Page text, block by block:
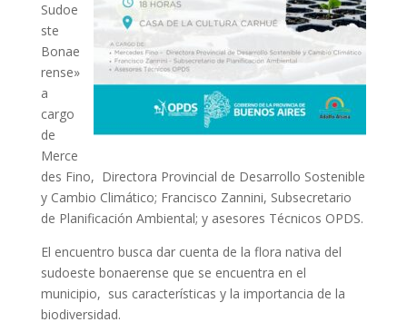
Sudoe
ste
Bonae
rense»
a
cargo
de
Merce
des Fino, Directora Provincial de Desarrollo Sostenible
y Cambio Climático; Francisco Zannini, Subsecretario
de Planificación Ambiental; y asesores Técnicos OPDS.
El encuentro busca dar cuenta de la flora nativa del
sudoeste bonaerense que se encuentra en el
municipio, sus características y la importancia de la
biodiversidad.